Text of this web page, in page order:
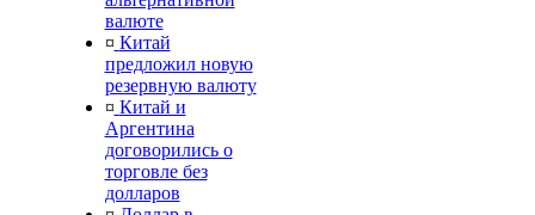
валюте
¤ Китай
предложил новую
резервную валюту
¤ Китай и
Аргентина
договорились о
торговле без
долларов